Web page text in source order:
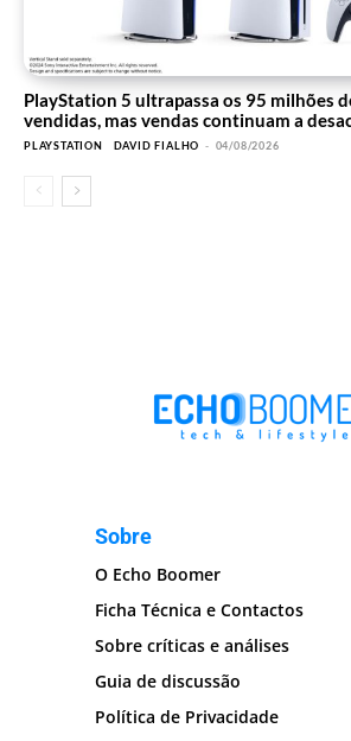
PlayStation 5 ultrapassa os 95 milhões
vendidas, mas vendas continuam a
PLAYSTATION DAVID FIALHO - 04/08/2026
Sobre
O Echo Boomer
Ficha Técnica e Contactos
Sobre críticas e análises
Guia de discussão
Política de Privacidade